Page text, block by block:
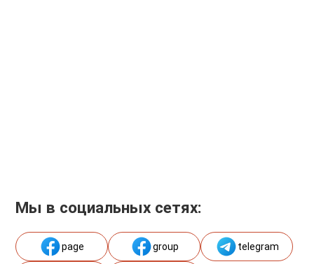
Мы в социальных сетях:
page group telegram